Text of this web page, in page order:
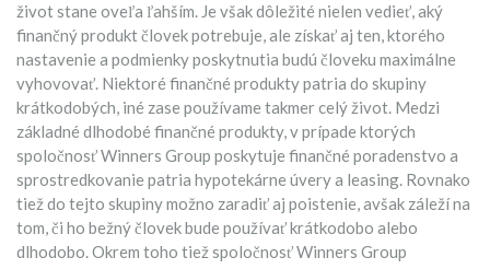
život stane oveľa ľahším. Je však dôležité nielen vedieť, aký
finančný produkt človek potrebuje, ale získať aj ten, ktorého
nastavenie a podmienky poskytnutia budú človeku maximálne
vyhovovať. Niektoré finančné produkty patria do skupiny
krátkodobých, iné zase používame takmer celý život. Medzi
základné dlhodobé finančné produkty, v prípade ktorých
spoločnosť Winners Group poskytuje finančné poradenstvo a
sprostredkovanie patria hypotekárne úvery a leasing. Rovnako
tiež do tejto skupiny možno zaradiť aj poistenie, avšak záleží na
tom, či ho bežný človek bude používať krátkodobo alebo
dlhodobo. Okrem toho tiež spoločnosť Winners Group